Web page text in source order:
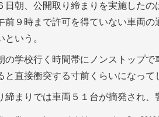
日朝、公開取り締まりを実施した
前９時まで許可を得ていない車両
いう。
の学校行く時間帯にノンストップ
と直接衝突する寸前くらいになって
締まりでは車両５１台が摘発され